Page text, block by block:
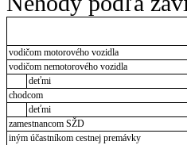
vodičom motorového vozidla
vodičom nemotorového vozidla
deťmi
chodcom
deťmi
zamestnancom SŽD
iným účastníkom cestnej premávky